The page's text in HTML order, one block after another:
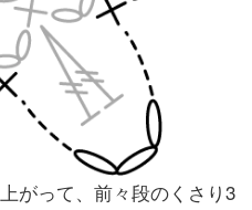
がって、前々段のくさり3